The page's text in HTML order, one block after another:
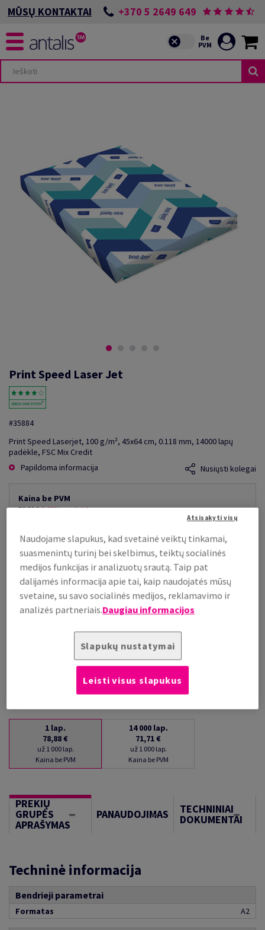
MŪSŲ KONTAKTAI +370 5 2649 649
Print Speed Laser Jet
#35884
Print Speed Laserjet, 100 g/m², 45x64 cm, 0.118 mm, 14000 lapų
padėkle, FSC Mix Credit
Papildoma informacija
Nusiųsti kolegai
Kaina be PVM
78,88 € 9,09% nuolaida
už 1 000 lap.
(29 kg )
PALAIKOMA SANDĖLYJE
Kiekių palyginimas
lap.
1 lap.
78,88 €
už 1 000 lap.
Kaina be PVM
14 000 lap.
71,71 €
už 1 000 lap.
Kaina be PVM
PREKIŲ
GRUPĖS
APRAŠYMAS
PANAUDOJIMAS TECHNINIAI
DOKUMENTAI
Techninė informacija
Bendrieji parametrai
Formatas A2
Naudojame slapukus, kad svetainė veiktų tinkamai,
suasmenintų turinį bei skelbimus, teiktų socialinės
medijos funkcijas ir analizuotų srautą. Taip pat
dalijamės informacija apie tai, kaip naudojatės mūsų
svetaine, su savo socialinės medijos, reklamavimo ir
analizės partneriais.Daugiau informacijos
Slapukų nustatymai
Atsisakyti visų
Leisti visus slapukus